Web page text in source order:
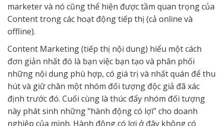
marketer và nó cũng thể hiện được tầm quan trọng của
Content trong các hoạt động tiếp thị (cả online và
offline).
Content Marketing (tiếp thị nội dung) hiểu một cách
đơn giản nhất đó là bạn việc bạn tạo và phân phối
những nội dung phù hợp, có giá trị và nhất quán để thu
hút và giữ chân một nhóm đối tượng độc giả đã xác
định trước đó. Cuối cùng là thúc đẩy nhóm đối tượng
này phát sinh những “hành động có lợi” cho doanh
nghiệp của mình. Hành động có lợi ở đây không có